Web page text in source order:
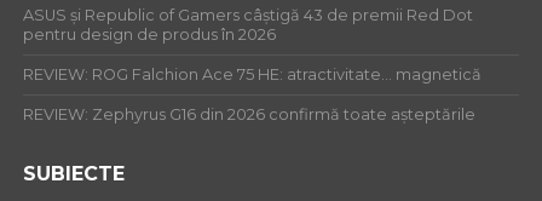
ASUS și Republic of Gamers câștigă 43 de premii Red Dot
pentru design de produs în 2026
REVIEW: ROG Falchion Ace 75 HE: atractivitate… magnetică
REVIEW: Zephyrus G16 din 2026 confirmă toate așteptările
SUBIECTE